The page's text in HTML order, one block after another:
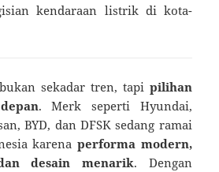
kendaraan listrik di kota-
sekadar tren, tapi pilihan
. Merk seperti Hyundai,
BYD, dan DFSK sedang ramai
karena performa modern,
desain menarik. Dengan